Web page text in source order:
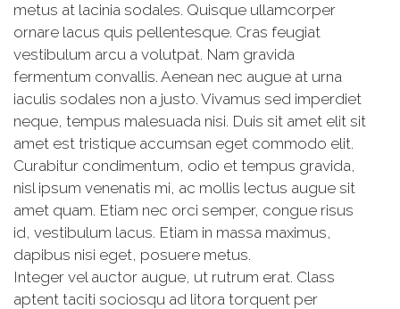
metus at lacinia sodales. Quisque ullamcorper
ornare lacus quis pellentesque. Cras feugiat
vestibulum arcu a volutpat. Nam gravida
fermentum convallis. Aenean nec augue at urna
iaculis sodales non a justo. Vivamus sed imperdiet
neque, tempus malesuada nisi. Duis sit amet elit sit
amet est tristique accumsan eget commodo elit.
Curabitur condimentum, odio et tempus gravida,
nisl ipsum venenatis mi, ac mollis lectus augue sit
amet quam. Etiam nec orci semper, congue risus
id, vestibulum lacus. Etiam in massa maximus,
dapibus nisi eget, posuere metus.
Integer vel auctor augue, ut rutrum erat. Class
aptent taciti sociosqu ad litora torquent per